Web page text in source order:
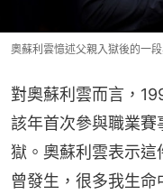
奧蘇利雲憶述父親入獄後的一
對奧蘇利雲而言，
該年首次參與職業賽
獄。奧蘇利雲表示這
曾發生，很多我生